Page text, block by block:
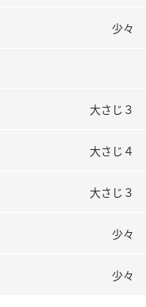
製造所固有記号一覧
少々
大さじ３
大さじ４
大さじ３
少々
少々